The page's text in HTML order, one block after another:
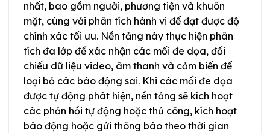
nhất, bao gồm người, phương tiện và khuôn
mặt, cùng với phân tích hành vi để đạt được độ
chính xác tối ưu. Nền tảng này thực hiện phân
tích đa lớp để xác nhận các mối đe dọa, đối
chiếu dữ liệu video, âm thanh và cảm biến để
loại bỏ các báo động sai. Khi các mối đe dọa
được tự động phát hiện, nền tảng sẽ kích hoạt
các phản hồi tự động hoặc thủ công, kích hoạt
báo động hoặc gửi thông báo theo thời gian